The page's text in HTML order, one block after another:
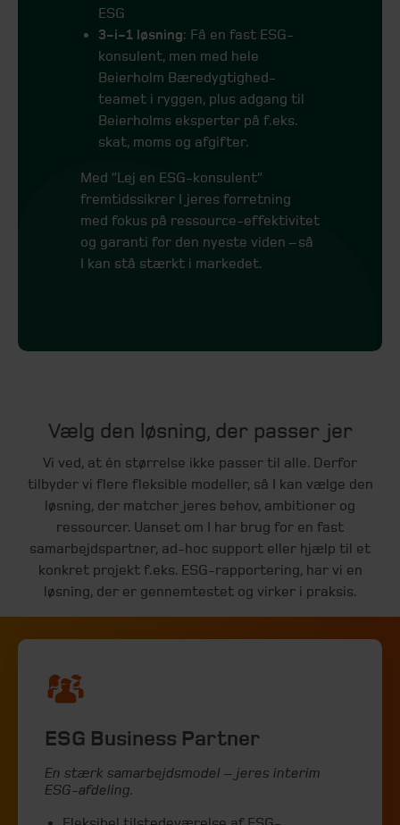
ESG
3-i-1 løsning: Få en fast ESG-
konsulent, men med hele
Beierholm Bæredygtighed-
teamet i ryggen, plus adgang til
Beierholms eksperter på f.eks.
skat, moms og afgifter.
Med ”Lej en ESG-konsulent”
fremtidssikrer I jeres forretning
med fokus på ressource-effektivitet
og garanti for den nyeste viden – så
I kan stå stærkt i markedet.
Vælg den løsning, der passer jer
Vi ved, at én størrelse ikke passer til alle. Derfor
tilbyder vi flere fleksible modeller, så I kan vælge den
løsning, der matcher jeres behov, ambitioner og
ressourcer. Uanset om I har brug for en fast
samarbejdspartner, ad-hoc support eller hjælp til et
konkret projekt f.eks. ESG-rapportering, har vi en
løsning, der er gennemtestet og virker i praksis.
ESG Business Partner
En stærk samarbejdsmodel – jeres interim
ESG-afdeling.